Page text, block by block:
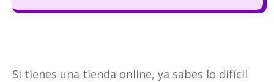
Si tienes una tienda online, ya sabes lo difícil